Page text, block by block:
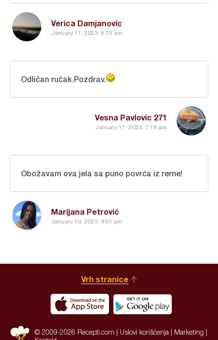
Verica Damjanovic
January 11, 2023, 8:15 am
Vesna Pavlovic 271
January 11, 2023, 7:19 am
Odličan ručak.Pozdrav.
Marijana Petrović
January 10, 2023, 9:51 pm
Obožavam ova jela sa puno povrća iz rerne!
Vrh stranice
© 2009-2026 Recepti.com | Uslovi korišćenja Marketing